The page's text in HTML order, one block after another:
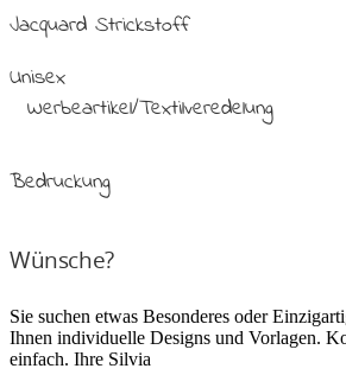
Jacquard Strickstoff
Unisex
Werbeartikel/Textilveredelung
Bedruckung
Wünsche?
Sie suchen etwas Besonderes oder
Ihnen individuelle Designs und Vorlagen.
einfach. Ihre Silvia